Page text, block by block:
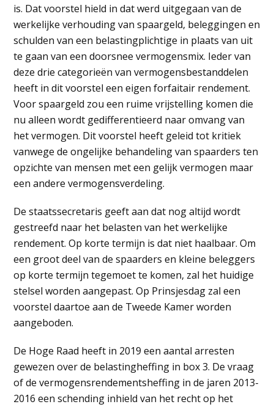
is. Dat voorstel hield in dat werd uitgegaan van de
werkelijke verhouding van spaargeld, beleggingen en
schulden van een belastingplichtige in plaats van uit
te gaan van een doorsnee vermogensmix. Ieder van
deze drie categorieën van vermogensbestanddelen
heeft in dit voorstel een eigen forfaitair rendement.
Voor spaargeld zou een ruime vrijstelling komen die
nu alleen wordt gedifferentieerd naar omvang van
het vermogen. Dit voorstel heeft geleid tot kritiek
vanwege de ongelijke behandeling van spaarders ten
opzichte van mensen met een gelijk vermogen maar
een andere vermogensverdeling.
De staatssecretaris geeft aan dat nog altijd wordt
gestreefd naar het belasten van het werkelijke
rendement. Op korte termijn is dat niet haalbaar. Om
een groot deel van de spaarders en kleine beleggers
op korte termijn tegemoet te komen, zal het huidige
stelsel worden aangepast. Op Prinsjesdag zal een
voorstel daartoe aan de Tweede Kamer worden
aangeboden.
De Hoge Raad heeft in 2019 een aantal arresten
gewezen over de belastingheffing in box 3. De vraag
of de vermogensrendementsheffing in de jaren 2013-
2016 een schending inhield van het recht op het